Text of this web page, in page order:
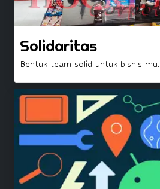
Solidaritas
Bentuk team solid untuk bisnis mu.